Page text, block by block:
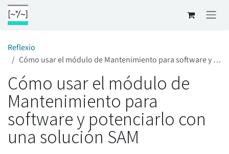
Ir al contenido
Reflexio
Cómo usar el módulo de Mantenimiento para software y potenciarlo con una solución SAM
Cómo usar el módulo de
Mantenimiento para
software y potenciarlo con
una solución SAM